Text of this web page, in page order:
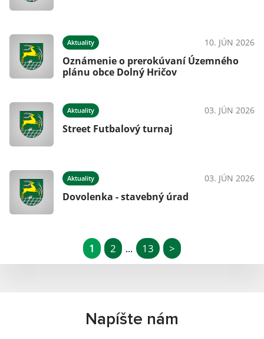
Aktuality 10. JÚN 2026
Oznámenie o prerokúvaní Územného
plánu obce Dolný Hričov
Aktuality 03. JÚN 2026
Street Futbalový turnaj
Aktuality 03. JÚN 2026
Dovolenka - stavebný úrad
1 2 ... 13 >
Napíšte nám